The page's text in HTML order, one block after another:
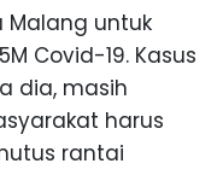
Malang untuk
Covid-19. Kasus
dia, masih
harus
rantai